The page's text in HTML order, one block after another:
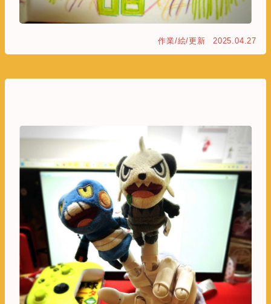
作業/絵/更新 2025.04.27